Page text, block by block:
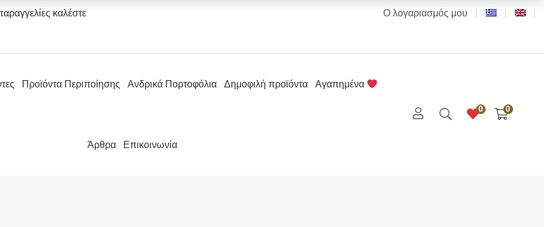
καλέστε Ο λογαριασμός μου
Προϊόντα Περιποίησης Ανδρικά Πορτοφόλια Δημοφιλή προϊόντα Αγαπημένα
Άρθρα Επικοινωνία
0 0